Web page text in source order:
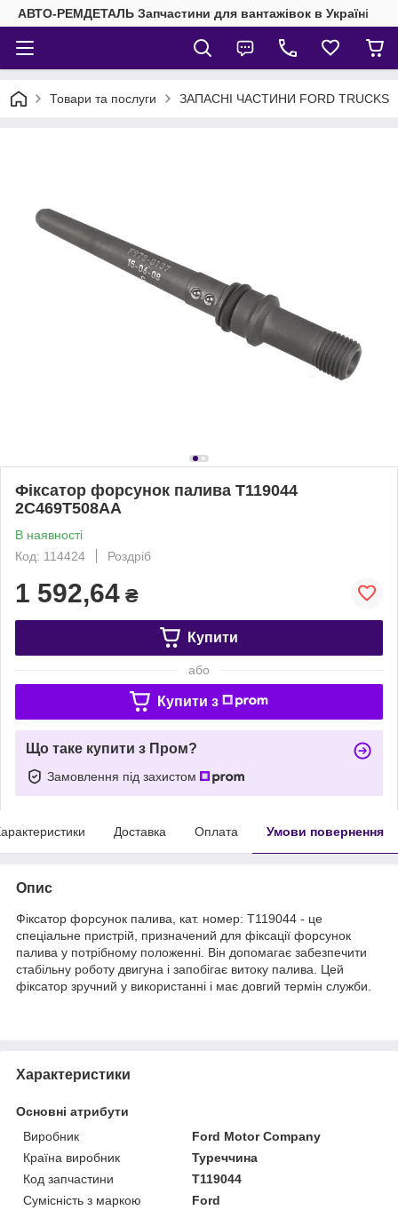
АВТО-РЕМДЕТАЛЬ Запчастини для вантажівок в Україні
Товари та послуги ЗАПАСНІ ЧАСТИНИ FORD TRUCKS
Фіксатор форсунок палива T119044
2C469T508AA
В наявності
Код: 114424
Роздріб
1 592,64 ₴
Купити
або
Купити з
Що таке купити з Пром?
Замовлення під захистом
Доставка Оплата Умови повернення
Опис
Фіксатор форсунок палива, кат. номер: T119044 - це
спеціальне пристрій, призначений для фіксації форсунок
палива у потрібному положенні. Він допомагає забезпечити
стабільну роботу двигуна і запобігає витоку палива. Цей
фіксатор зручний у використанні і має довгий термін служби.
Характеристики
Основні атрибути
Виробник
Ford Motor Company
Країна виробник
Туреччина
Код запчастини
T119044
Сумісність з маркою
Ford